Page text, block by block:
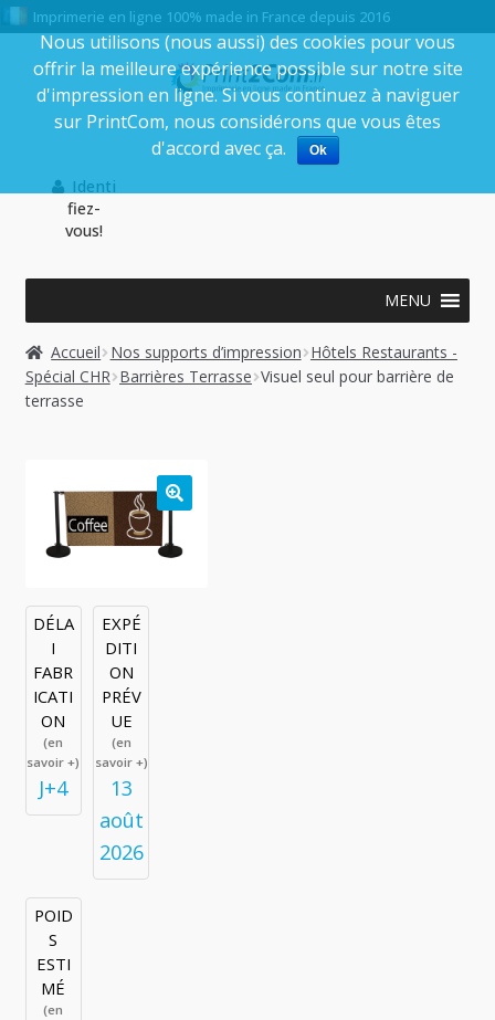
Imprimerie en ligne 100% made in France depuis 2016
Aller
à
la
Aller
au
contenu
Identi
fiez-
vous!
MENU
Accueil Nos supports d’impression Hôtels Restaurants -
Spécial CHR Barrières Terrasse Visuel seul pour barrière de
terrasse
DÉLA
I
FABR
ICATI
ON
(en
savoir +)
J+4
EXPÉ
DITI
ON
PRÉV
UE
(en
savoir +)
13
août
2026
POID
S
ESTI
MÉ
(en
Nous utilisons (nous aussi) des cookies pour vous
offrir la meilleure expérience possible sur notre site
d'impression en ligne. Si vous continuez à naviguer
sur PrintCom, nous considérons que vous êtes
d'accord avec ça.
Ok